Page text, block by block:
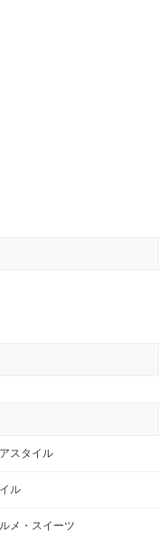
スタイル
ル
メ・スイーツ